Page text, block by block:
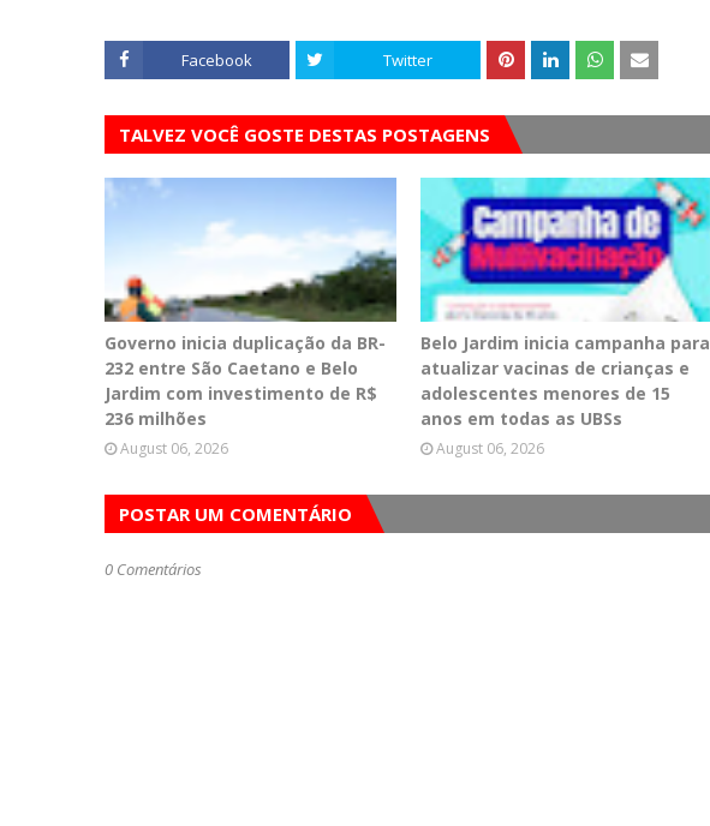
Facebook Twitter
TALVEZ VOCÊ GOSTE DESTAS POSTAGENS
Governo inicia duplicação da BR-
232 entre São Caetano e Belo
Jardim com investimento de R$
236 milhões
August 06, 2026
Belo Jardim inicia campanha para
atualizar vacinas de crianças e
adolescentes menores de 15
anos em todas as UBSs
August 06, 2026
POSTAR UM COMENTÁRIO
0 Comentários